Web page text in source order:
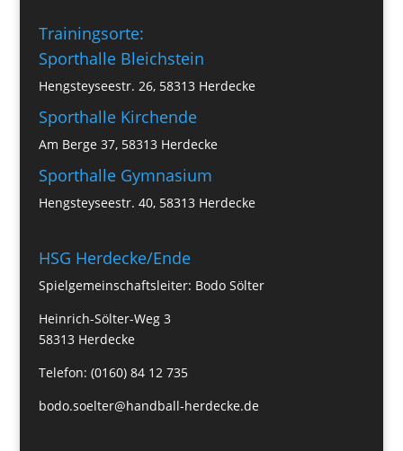
Trainingsorte:
Sporthalle Bleichstein
Hengsteyseestr. 26, 58313 Herdecke
Sporthalle Kirchende
Am Berge 37, 58313 Herdecke
Sporthalle Gymnasium
Hengsteyseestr. 40, 58313 Herdecke
HSG Herdecke/Ende
Spielgemeinschaftsleiter: Bodo Sölter
Heinrich-Sölter-Weg 3
58313 Herdecke
Telefon: (0160) 84 12 735
bodo.soelter@handball-herdecke.de